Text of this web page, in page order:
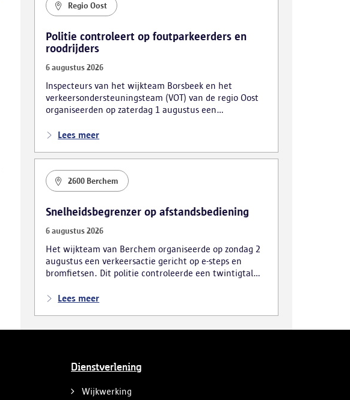
Regio Oost
Politie controleert op foutparkeerders en
roodrijders
6 augustus 2026
Inspecteurs van het wijkteam Borsbeek en het
verkeersondersteuningsteam (VOT) van de regio Oost
organiseerden op zaterdag 1 augustus een
foutparkeerders en roodrijders.
Lees meer
2600 Berchem
Snelheidsbegrenzer op afstandsbediening
6 augustus 2026
Het wijkteam van Berchem organiseerde op zondag 2
augustus een verkeersactie gericht op e-steps en
bromfietsen. Dit politie controleerde een twintigtal
Lees meer
Dienstverlening
Wijkwerking